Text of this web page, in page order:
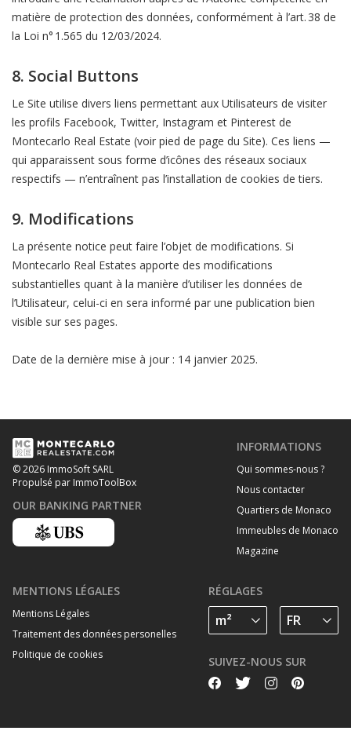
matière de protection des données, conformément à l’art. 38 de
la Loi n° 1.565 du 12/03/2024.
8. Social Buttons
Le Site utilise divers liens permettant aux Utilisateurs de visiter
les profils Facebook, Twitter, Instagram et Pinterest de
Montecarlo Real Estate (voir pied de page du Site). Ces liens —
qui apparaissent sous forme d’icônes des réseaux sociaux
respectifs — n’entraînent pas l’installation de cookies de tiers.
9. Modifications
La présente notice peut faire l’objet de modifications. Si
Montecarlo Real Estates apporte des modifications
substantielles quant à la manière d’utiliser les données de
l’Utilisateur, celui-ci en sera informé par une publication bien
visible sur ses pages.
Date de la dernière mise à jour : 14 janvier 2025.
© 2026 ImmoSoft SARL
Propulsé par ImmoToolBox
OUR BANKING PARTNER
INFORMATIONS
Qui sommes-nous ?
Nous contacter
Quartiers de Monaco
Immeubles de Monaco
Magazine
MENTIONS LÉGALES
Mentions Légales
Traitement des données personelles
Politique de cookies
RÉGLAGES
SUIVEZ-NOUS SUR